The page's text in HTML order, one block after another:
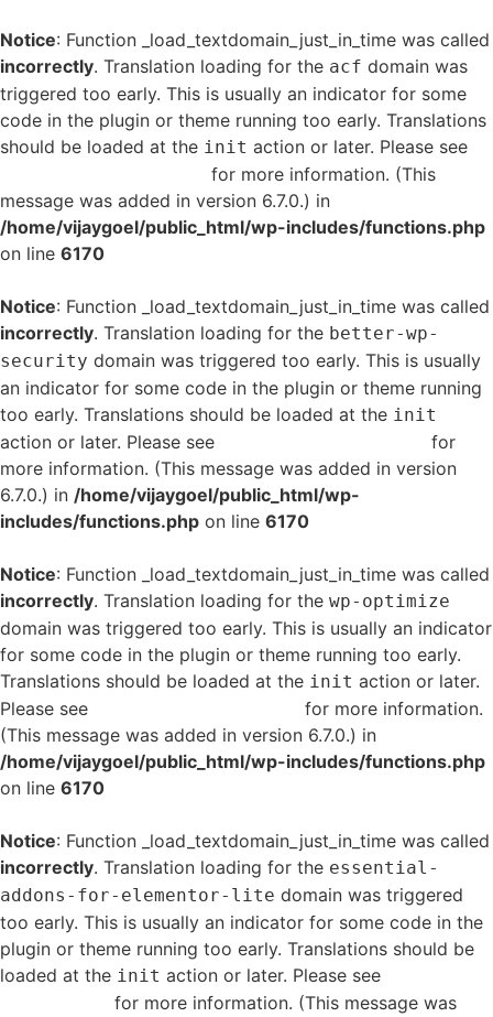
Notice: Function _load_textdomain_just_in_time was called
incorrectly. Translation loading for the acf domain was
triggered too early. This is usually an indicator for some
code in the plugin or theme running too early. Translations
should be loaded at the init action or later. Please see
for more information. (This
message was added in version 6.7.0.) in
/home/vijaygoel/public_html/wp-includes/functions.php
on line 6170
Notice: Function _load_textdomain_just_in_time was called
incorrectly. Translation loading for the better-wp-
security domain was triggered too early. This is usually
an indicator for some code in the plugin or theme running
too early. Translations should be loaded at the init
action or later. Please see
for
more information. (This message was added in version
6.7.0.) in /home/vijaygoel/public_html/wp-
includes/functions.php on line 6170
Notice: Function _load_textdomain_just_in_time was called
incorrectly. Translation loading for the wp-optimize
domain was triggered too early. This is usually an indicator
for some code in the plugin or theme running too early.
Translations should be loaded at the init action or later.
Please see
for more information.
(This message was added in version 6.7.0.) in
/home/vijaygoel/public_html/wp-includes/functions.php
on line 6170
Notice: Function _load_textdomain_just_in_time was called
incorrectly. Translation loading for the essential-
addons-for-elementor-lite domain was triggered
too early. This is usually an indicator for some code in the
plugin or theme running too early. Translations should be
loaded at the init action or later. Please see
for more information. (This message was